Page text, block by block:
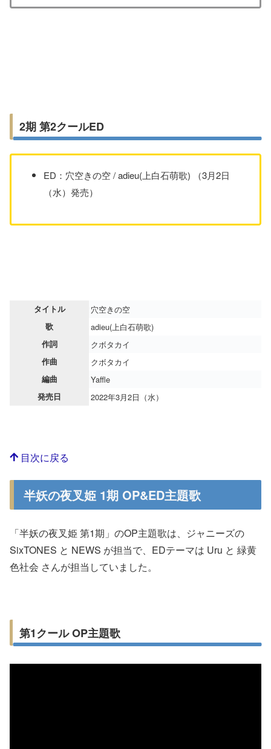
2期 第2クールED
ED：穴空きの空 / adieu(上白石萌歌) （3月2日
（水）発売）
タイトル 穴空きの空
歌 adieu(上白石萌歌)
作詞 クボタカイ
作曲 クボタカイ
編曲 Yaffle
発売日 2022年3月2日（水）
目次に戻る
半妖の夜叉姫 1期 OP&ED主題歌
「半妖の夜叉姫 第1期」のOP主題歌は、ジャニーズの
SixTONES と NEWS が担当で、EDテーマは Uru と 緑黄
色社会 さんが担当していました。
第1クール OP主題歌